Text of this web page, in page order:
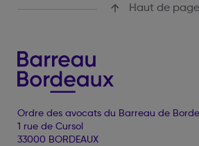
Haut de page
Ordre des avocats du Barreau de
1 rue de Cursol
33000 BORDEAUX